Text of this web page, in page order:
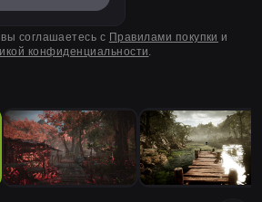
соглашаетесь с Правилами покупки и
конфиденциальности.